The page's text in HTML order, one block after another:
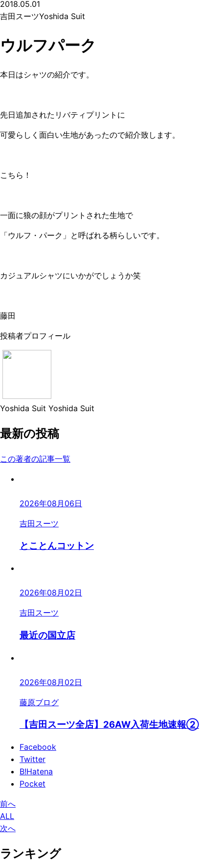
2018.05.01
吉田スーツYoshida Suit
ウルフパーク
本日はシャツの紹介です。
先日追加されたリバティプリントに
可愛らしく面白い生地があったので紹介致します。
こちら！
一面に狼の顔がプリントされた生地で
「ウルフ・パーク」と呼ばれる柄らしいです。
カジュアルシャツにいかがでしょうか笑
藤田
投稿者プロフィール
Yoshida Suit Yoshida Suit
最新の投稿
この著者の記事一覧
2026年08月06日
吉田スーツ
とことんコットン
2026年08月02日
吉田スーツ
最近の国立店
2026年08月02日
藤原ブログ
【吉田スーツ全店】26AW入荷生地速報②
Facebook
Twitter
B!Hatena
Pocket
前へ
ALL
次へ
ランキング